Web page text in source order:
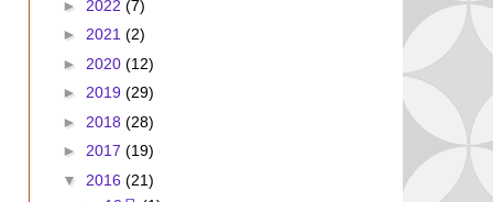
► 2022 (7)
► 2021 (2)
► 2020 (12)
► 2019 (29)
► 2018 (28)
► 2017 (19)
▼ 2016 (21)